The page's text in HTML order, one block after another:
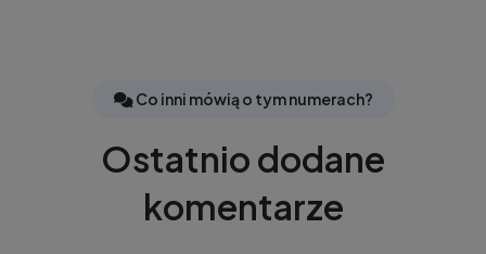
Co inni mówią o tym numerach?
Ostatnio dodane
komentarze